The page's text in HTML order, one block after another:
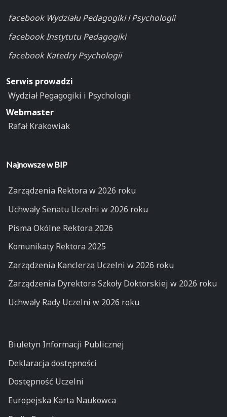
facebook Wydziału Pedagogiki i Psychologii
facebook Instytutu Pedagogiki
facebook Katedry Psychologii
Serwis prowadzi
Wydział Pegagogiki i Psychologii
Webmaster
Rafał Krakowiak
Najnowsze w BIP
Zarządzenia Rektora w 2026 roku
Uchwały Senatu Uczelni w 2026 roku
Pisma Okólne Rektora 2026
Komunikaty Rektora 2025
Zarządzenia Kanclerza Uczelni w 2026 roku
Zarządzenia Dyrektora Szkoły Doktorskiej w 2026 roku
Uchwały Rady Uczelni w 2026 roku
Biuletyn Informacji Publicznej
Deklaracja dostępności
Dostępność Uczelni
Europejska Karta Naukowca